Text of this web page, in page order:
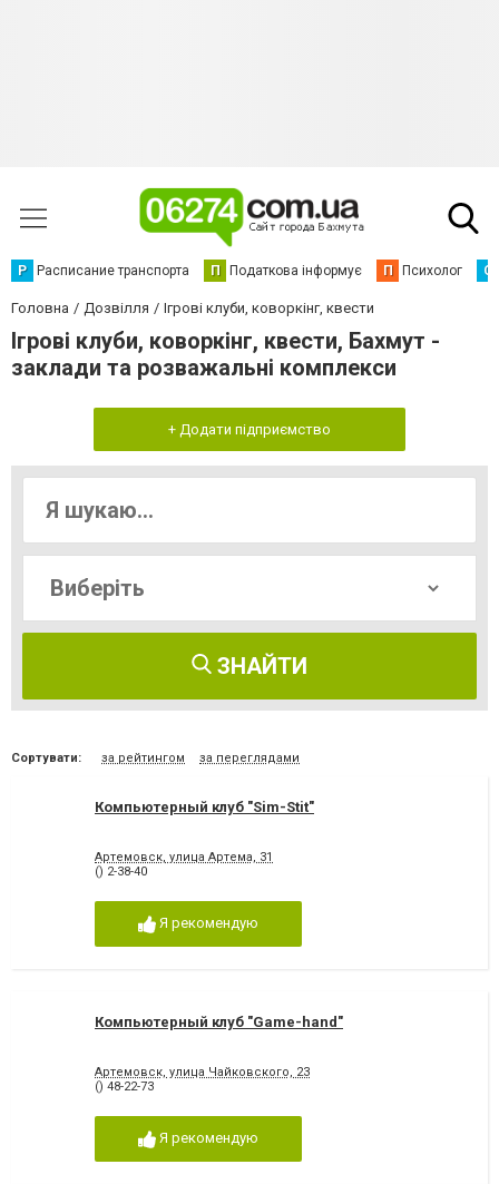
Р Расписание транспорта П Податкова інформує П Психолог С
Головна Дозвілля Ігрові клуби, коворкінг, квести
Ігрові клуби, коворкінг, квести, Бахмут -
заклади та розважальні комплекси
+ Додати підприємство
ЗНАЙТИ
Сортувати: за рейтингом за переглядами
Компьютерный клуб "Sim-Stit"
Артемовск, улица Артема, 31
() 2-38-40
Я рекомендую
Компьютерный клуб "Game-hand"
Артемовск, улица Чайковского, 23
() 48-22-73
Я рекомендую